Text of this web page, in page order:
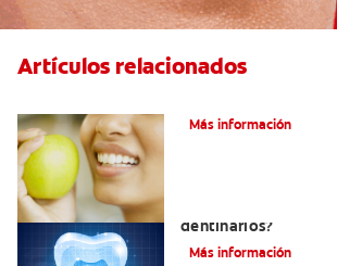
Artículos relacionados
Más información
dentinarios?
Más información